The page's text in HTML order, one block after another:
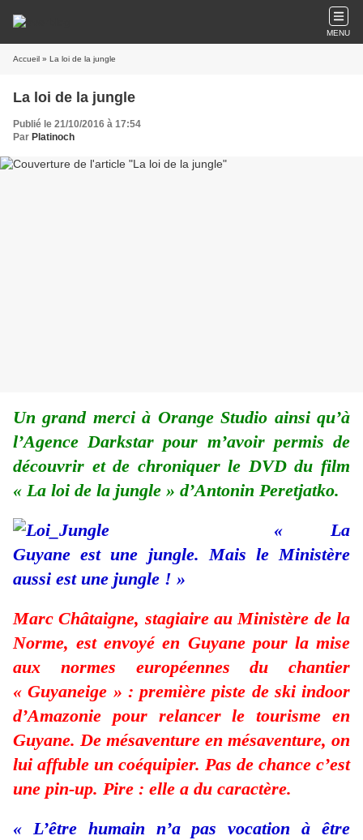
MENU
Accueil » La loi de la jungle
La loi de la jungle
Publié le 21/10/2016 à 17:54
Par Platinoch
Un grand merci à Orange Studio ainsi qu’à
l’Agence Darkstar pour m’avoir permis de
découvrir et de chroniquer le DVD du film
« La loi de la jungle » d’Antonin Peretjatko.
« La
Guyane est une jungle. Mais le Ministère
aussi est une jungle ! »
Marc Châtaigne, stagiaire au Ministère de la
Norme, est envoyé en Guyane pour la mise
aux normes européennes du chantier
« Guyaneige » : première piste de ski indoor
d’Amazonie pour relancer le tourisme en
Guyane. De mésaventure en mésaventure, on
lui affuble un coéquipier. Pas de chance c’est
une pin-up. Pire : elle a du caractère.
« L’être humain n’a pas vocation à être